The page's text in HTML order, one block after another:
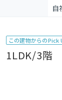
自
この建物からのPick
1LDK/3階